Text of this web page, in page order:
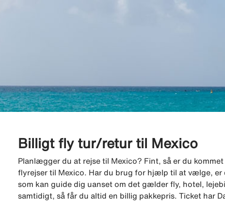
Billigt fly tur/retur til Mexico
Planlægger du at rejse til Mexico? Fint, så er du
flyrejser til Mexico. Har du brug for hjælp til at vælge,
som kan guide dig uanset om det gælder fly, hotel,
samtidigt, så får du altid en billig pakkepris. Ticket har